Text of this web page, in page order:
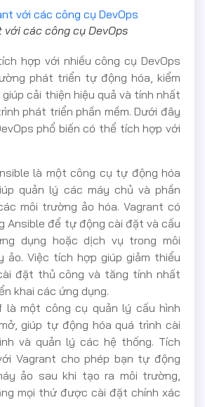
với các công cụ DevOps
hợp với nhiều công cụ DevOps
phát triển tự động hóa, kiểm
cải thiện hiệu quả và tính nhất
phát triển phần mềm. Dưới đây
phổ biến có thể tích hợp với
là một công cụ tự động hóa
quản lý các máy chủ và phần
môi trường ảo hóa. Vagrant có
Ansible để tự động cài đặt và cấu
dụng hoặc dịch vụ trong môi
ảo. Việc tích hợp giúp giảm thiểu
đặt thủ công và tăng tính nhất
khai các ứng dụng.
là một công cụ quản lý cấu hình
giúp tự động hóa quá trình cài
và quản lý các hệ thống. Tích
Vagrant cho phép bạn tự động
ảo sau khi tạo ra môi trường,
mọi thứ được cài đặt chính xác